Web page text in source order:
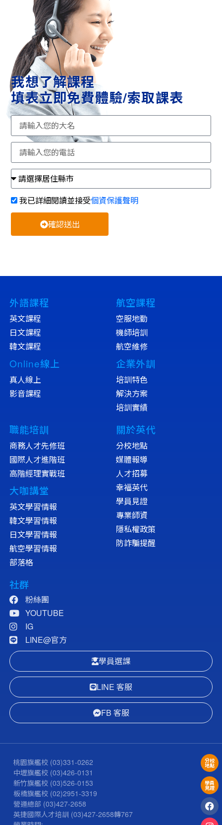
我想了解課程
填表立即免費體驗/索取課表
我已詳細閱讀並接受個資保護聲明
確認送出
外語課程
英文課程
日文課程
韓文課程
Online線上
真人線上
影音課程
航空課程
空服地勤
機師培訓
航空維修
企業外訓
培訓特色
解決方案
培訓實績
職能培訓
商務人才先修班
國際人才進階班
高階經理實戰班
大咖講堂
英文學習情報
韓文學習情報
日文學習情報
航空學習情報
部落格
關於英代
分校地點
媒體報導
人才招募
幸福英代
學員見證
專業師資
隱私權政策
防詐騙提醒
社群
粉絲團
YOUTUBE
IG
LINE@官方
學員選課
LINE 客服
FB 客服
桃園旗艦校 (03)331-0262
中壢旗艦校 (03)426-0131
新竹旗艦校 (03)526-0153
板橋旗艦校 (02)2951-3319
營運總部 (03)427-2658
英捷國際人才培訓 (03)427-2658轉767
分校
地點
學員
見證